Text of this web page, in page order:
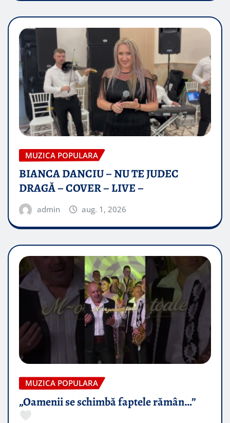
MUZICA POPULARA
BIANCA DANCIU – NU TE JUDEC
DRAGĂ – COVER – LIVE –
admin aug. 1, 2026
MUZICA POPULARA
„Oamenii se schimbă faptele rămân…”